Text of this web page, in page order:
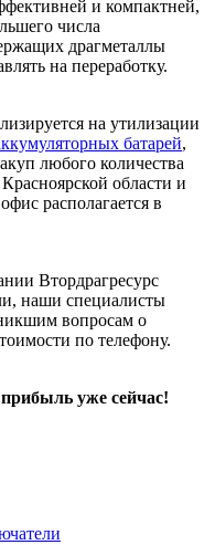
и компактней,
числа
драгметаллы
на переработку.
на утилизации
батарей,
любого количества
области и
располагается в
Втордрагресурс
наши специалисты
вопросам о
по телефону.
прибыль уже сейчас!